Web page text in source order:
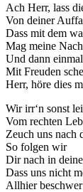
Ach Herr, lass
Von deiner
Dass mit dem
Mag meine
Und dann
Mit Freuden
Herr, höre dies
Wir irr‘n sonst
Vom rechten
Zeuch uns nach
So folgen wir
Dir nach in
Dass uns nicht
Allhier beschwer